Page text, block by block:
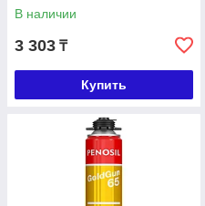
В наличии
3 303 ₸
Купить